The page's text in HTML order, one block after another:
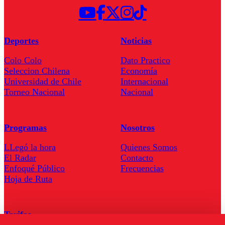
Deportes
Colo Colo
Seleccion Chilena
Universidad de Chile
Torneo Nacional
Noticias
Dato Practico
Economía
Internacional
Nacional
Programas
LLegó la hora
El Radar
Enfoqué Público
Hoja de Ruta
Nosotros
Quienes Somos
Contacto
Frecuencias
Tarifas